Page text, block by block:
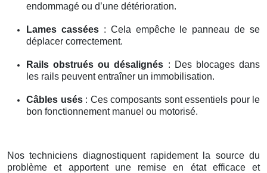
endommagé ou d’une détérioration.
Lames cassées: Cela empêche le panneau de se
déplacer correctement.
Rails obstrués ou désalignés : Des blocages dans
les rails peuvent entraîner un immobilisation.
Câbles usés: Ces composants sont essentiels pour le
bon fonctionnement manuel ou motorisé.
Nos techniciens diagnostiquent rapidement la source du
problème et apportent une remise en état efficace et